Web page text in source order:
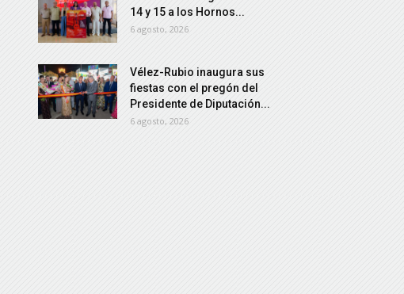
14 y 15 a los Hornos...
6 agosto, 2026
Vélez-Rubio inaugura sus
fiestas con el pregón del
Presidente de Diputación...
6 agosto, 2026